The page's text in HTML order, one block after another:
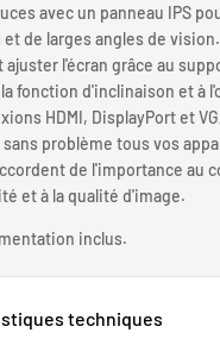
avec un panneau IPS
de larges angles de
l'écran grâce au
fonction d'inclinaison et à
HDMI, DisplayPort et
problème tous vos
de l'importance au
et à la qualité d'image.
inclus.
techniques